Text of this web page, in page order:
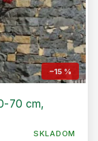
–15 %
70 cm,
SKLADOM